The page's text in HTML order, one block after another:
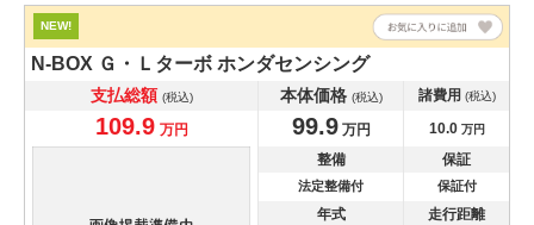
NEW!
N-BOX Ｇ・Ｌターボ ホンダセンシング
支払総額 (税込) 本体価格 (税込) 諸費用 (税込)
109.9 万円 99.9万円 10.0万円
整備 保証
法定整備付 保証付
年式 走行距離